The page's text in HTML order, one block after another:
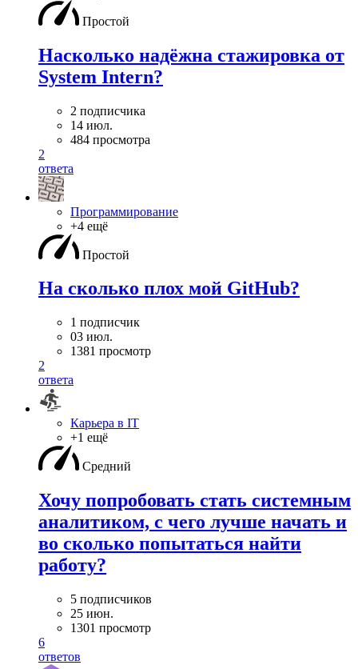
Простой
Насколько надёжна стажировка от
System Intern?
2 подписчика
14 июл.
484 просмотра
2
ответа
Программирование
+4 ещё
Простой
На сколько плох мой GitHub?
1 подписчик
03 июл.
1381 просмотр
2
ответа
Карьера в IT
+1 ещё
Средний
Хочу попробовать стать системным
аналитиком, с чего лучше начать и
во сколько попытаться найти
работу?
5 подписчиков
25 июн.
1301 просмотр
6
ответов